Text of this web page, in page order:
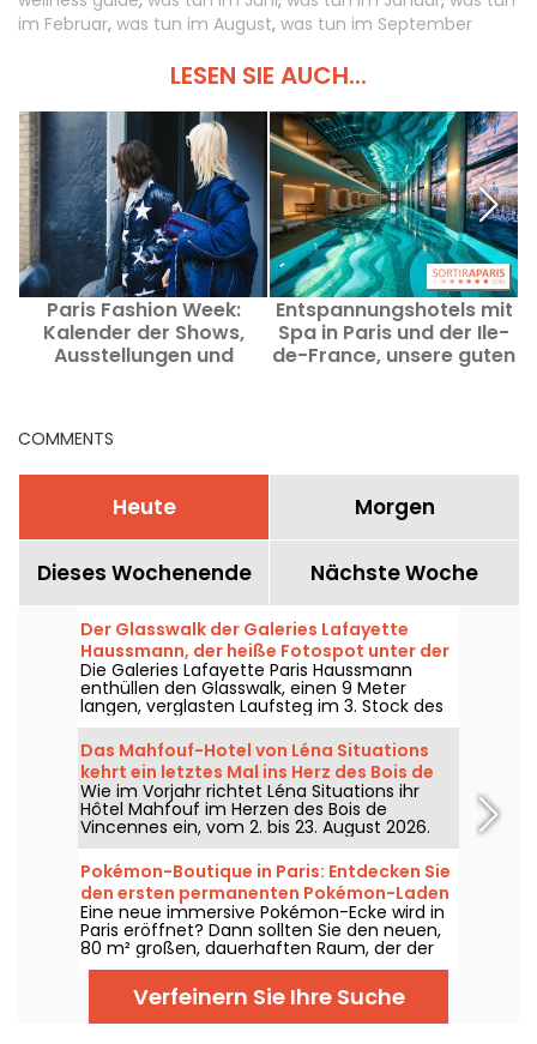
im Februar, was tun im August, was tun im September
LESEN SIE AUCH...
Paris Fashion Week:
Kalender der Shows,
Ausstellungen und
Entspannungshotels mit
Spa in Paris und der Ile-
de-France, unsere guten
COMMENTS
Heute Morgen
Dieses Wochenende Nächste Woche
Der Glasswalk der Galeries Lafayette
Haussmann, der heiße Fotospot unter der
Kuppel des Kaufhauses
Die Galeries Lafayette Paris Haussmann
enthüllen den Glasswalk, einen 9 Meter
langen, verglasten Laufsteg im 3. Stock des
Coupole-Geschäfts, der in 16 Metern Höhe
hängt. Perfekt für einen unvergesslichen
Schnappschuss, bietet dieser Ort eine
einzigartige Perspektive auf 120 Jahre
Geschichte. Ein Muss für alle Liebhaber von
Architektur und hochwertigen Instagram-
Spots!
Das Mahfouf-Hotel von Léna Situations
kehrt ein letztes Mal ins Herz des Bois de
Vincennes zurück
Wie im Vorjahr richtet Léna Situations ihr
Hôtel Mahfouf im Herzen des Bois de
Vincennes ein, vom 2. bis 23. August 2026.
Ein chilliger, sommerlicher Spot, zwischen
August-Vlogs, Shopping, veganen Leckereien
und Entspannung – mit einer Prise Nostalgie.
Pokémon-Boutique in Paris: Entdecken Sie
den ersten permanenten Pokémon-Laden
in Bildern
Eine neue immersive Pokémon-Ecke wird in
Paris eröffnet? Dann sollten Sie den neuen,
80 m² großen, dauerhaften Raum, der der
Welt der berühmten Kreaturen gewidmet ist,
in der Boutique Le Coin des Barons in der Rue
de Rivoli im ersten Arrondissement
entdecken. Seit dem 28. März 2025 wartet
Verfeinern Sie Ihre Suche